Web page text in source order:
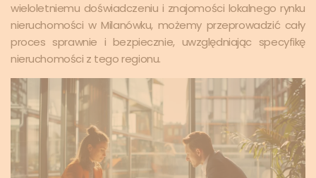
wieloletniemu doświadczeniu i znajomości lokalnego rynku
nieruchomości w Milanówku, możemy przeprowadzić cały
proces sprawnie i bezpiecznie, uwzględniając specyfikę
nieruchomości z tego regionu.